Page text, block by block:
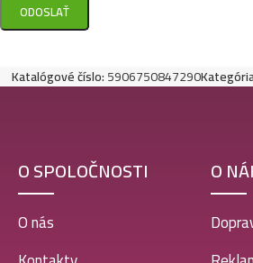
Katalógové číslo:5906750847290
O SPOLOČNOSTI
O nás
O